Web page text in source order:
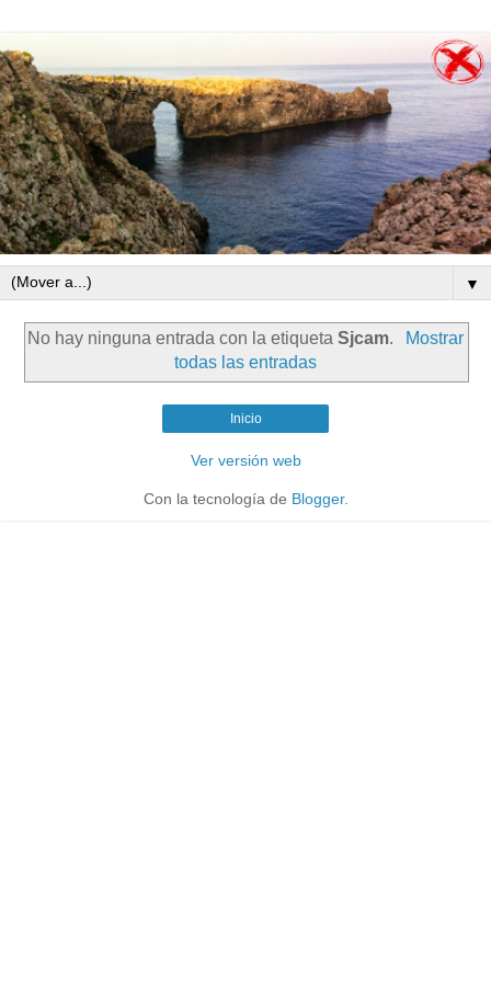
▼
No hay ninguna entrada con la etiquetaSjcam.
Mostrar
todas las entradas
Inicio
Ver versión web
Con la tecnología de Blogger.